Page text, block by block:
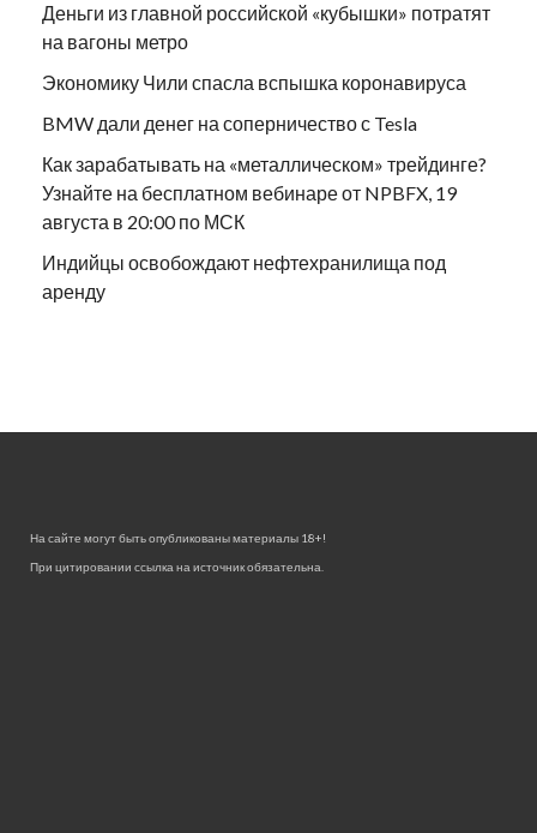
Деньги из главной российской «кубышки» потратят
на вагоны метро
Экономику Чили спасла вспышка коронавируса
BMW дали денег на соперничество с Tesla
Как зарабатывать на «металлическом» трейдинге?
Узнайте на бесплатном вебинаре от NPBFX, 19
августа в 20:00 по МСК
Индийцы освобождают нефтехранилища под
аренду
На сайте могут быть опубликованы материалы 18+!
При цитировании ссылка на источник обязательна.